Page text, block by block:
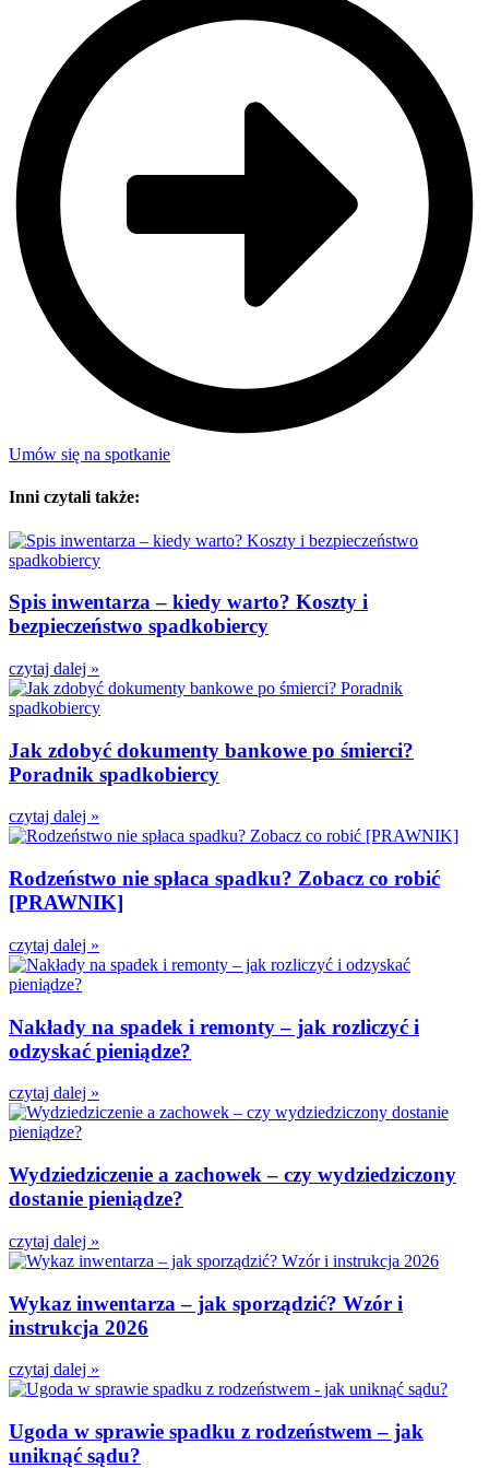
Umów się na spotkanie
Inni czytali także:
Spis inwentarza – kiedy warto? Koszty i
bezpieczeństwo spadkobiercy
czytaj dalej »
Jak zdobyć dokumenty bankowe po śmierci?
Poradnik spadkobiercy
czytaj dalej »
Rodzeństwo nie spłaca spadku? Zobacz co robić
[PRAWNIK]
czytaj dalej »
Nakłady na spadek i remonty – jak rozliczyć i
odzyskać pieniądze?
czytaj dalej »
Wydziedziczenie a zachowek – czy wydziedziczony
dostanie pieniądze?
czytaj dalej »
Wykaz inwentarza – jak sporządzić? Wzór i
instrukcja 2026
czytaj dalej »
Ugoda w sprawie spadku z rodzeństwem – jak
uniknąć sądu?